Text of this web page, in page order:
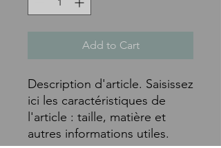
Add to Cart
Description d'article. Saisissez
ici les caractéristiques de
l'article : taille, matière et
autres informations utiles.